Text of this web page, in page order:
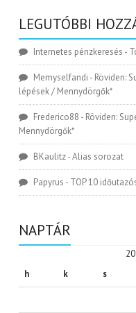
LEGUTÓBBI
Internetes pénzkeresés -
Memyselfandi - Röviden:
lépések / Mennydörgők*
Frederico88 - Röviden:
Mennydörgők*
BKaulitz-Alias sorozat
Papyrus - TOP 10
NAPTÁR
h
k s